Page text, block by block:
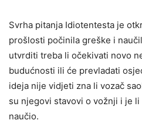
Svrha pitanja Idiotentesta je
prošlosti počinila greške i
utvrditi treba li očekivati novo
budućnosti ili će prevladati
ideja nije vidjeti zna li vozač
su njegovi stavovi o vožnji i je
naučio.